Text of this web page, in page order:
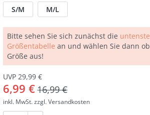
S/M
M/L
Bitte sehen Sie sich zunächst die
Größentabelle an und wählen Sie dann
Größe aus!
UVP 29,99 €
6,99 € 16,99 €
inkl. MwSt.zzgl. Versandkosten